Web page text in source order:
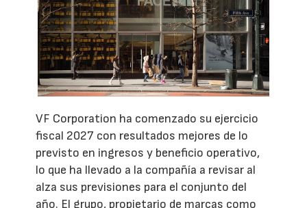
VF Corporation ha comenzado su ejercicio
fiscal 2027 con resultados mejores de lo
previsto en ingresos y beneficio operativo,
lo que ha llevado a la compañía a revisar al
alza sus previsiones para el conjunto del
año. El grupo, propietario de marcas como